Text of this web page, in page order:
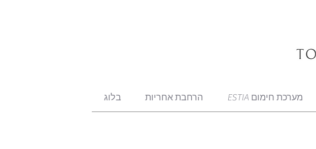
מערכת חימום ESTIA הרחבת אחריות בלוג